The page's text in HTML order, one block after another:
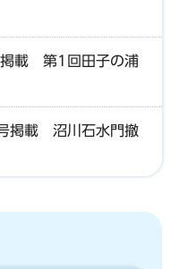
載 第1回田子の浦
掲載 沼川石水門撤